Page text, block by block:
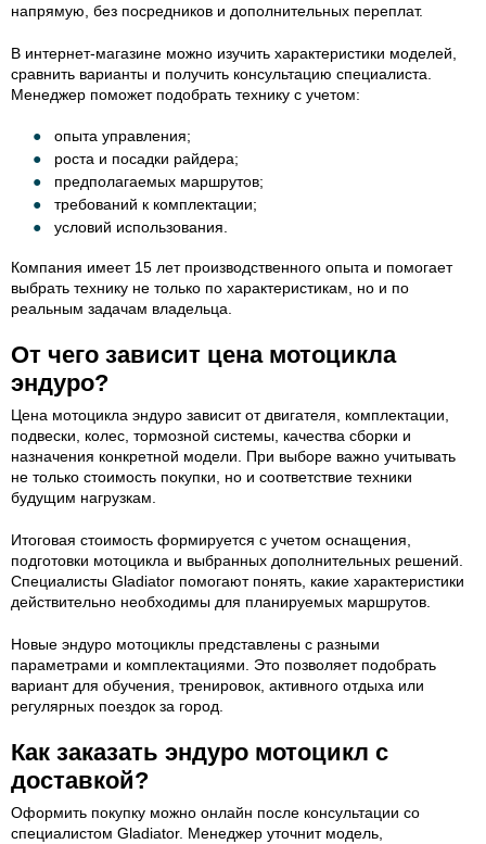
напрямую, без посредников и дополнительных переплат.
В интернет-магазине можно изучить характеристики моделей,
сравнить варианты и получить консультацию специалиста.
Менеджер поможет подобрать технику с учетом:
опыта управления;
роста и посадки райдера;
предполагаемых маршрутов;
требований к комплектации;
условий использования.
Компания имеет 15 лет производственного опыта и помогает
выбрать технику не только по характеристикам, но и по
реальным задачам владельца.
От чего зависит цена мотоцикла
эндуро?
Цена мотоцикла эндуро зависит от двигателя, комплектации,
подвески, колес, тормозной системы, качества сборки и
назначения конкретной модели. При выборе важно учитывать
не только стоимость покупки, но и соответствие техники
будущим нагрузкам.
Итоговая стоимость формируется с учетом оснащения,
подготовки мотоцикла и выбранных дополнительных решений.
Специалисты Gladiator помогают понять, какие характеристики
действительно необходимы для планируемых маршрутов.
Новые эндуро мотоциклы представлены с разными
параметрами и комплектациями. Это позволяет подобрать
вариант для обучения, тренировок, активного отдыха или
регулярных поездок за город.
Как заказать эндуро мотоцикл с
доставкой?
Оформить покупку можно онлайн после консультации со
специалистом Gladiator. Менеджер уточнит модель,